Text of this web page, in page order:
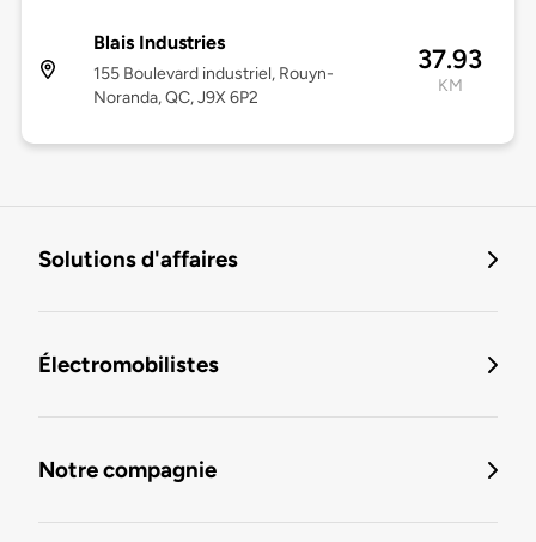
Blais Industries
155 Boulevard industriel, Rouyn-
Noranda, QC, J9X 6P2
37.93
KM
Solutions d'affaires
Électromobilistes
Notre compagnie